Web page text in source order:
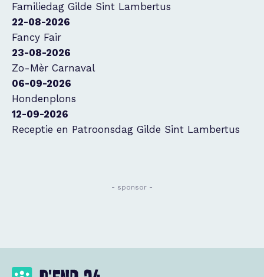
Familiedag Gilde Sint Lambertus
22-08-2026
Fancy Fair
23-08-2026
Zo-Mèr Carnaval
06-09-2026
Hondenplons
12-09-2026
Receptie en Patroonsdag Gilde Sint Lambertus
- sponsor -